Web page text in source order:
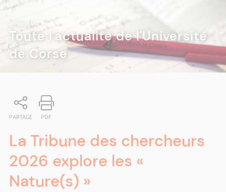
ATTUALITÀ|
Toute l'actualité de l'Université
de Corse
PARTAGE PDF
La Tribune des chercheurs
2026 explore les «
Nature(s) »